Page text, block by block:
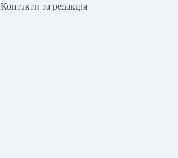
Контакти та редакція